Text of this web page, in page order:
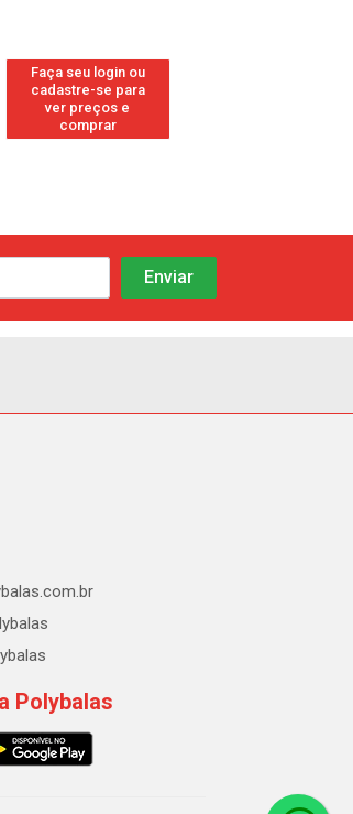
Faça seu login ou
cadastre-se para
ver preços e
comprar
Polybalas